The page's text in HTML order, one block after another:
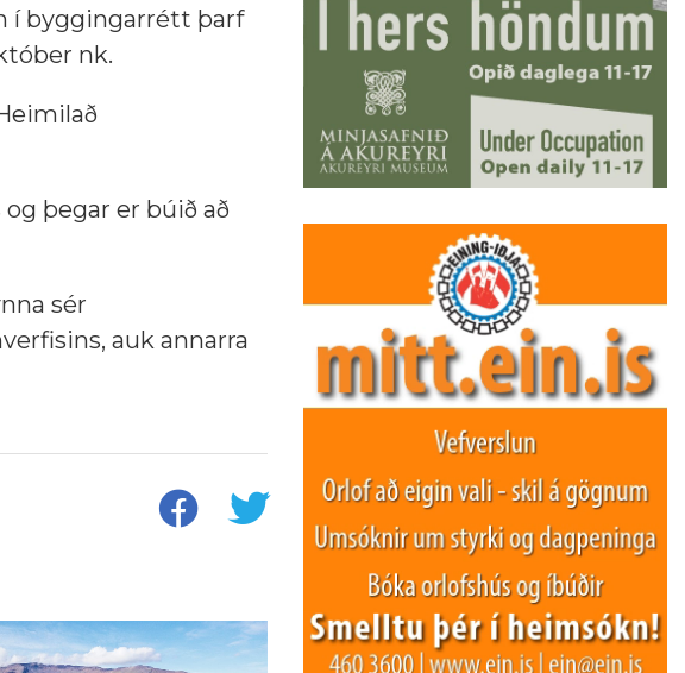
í byggingarrétt þarf
nk.
þegar er búið að
sér
auk annarra